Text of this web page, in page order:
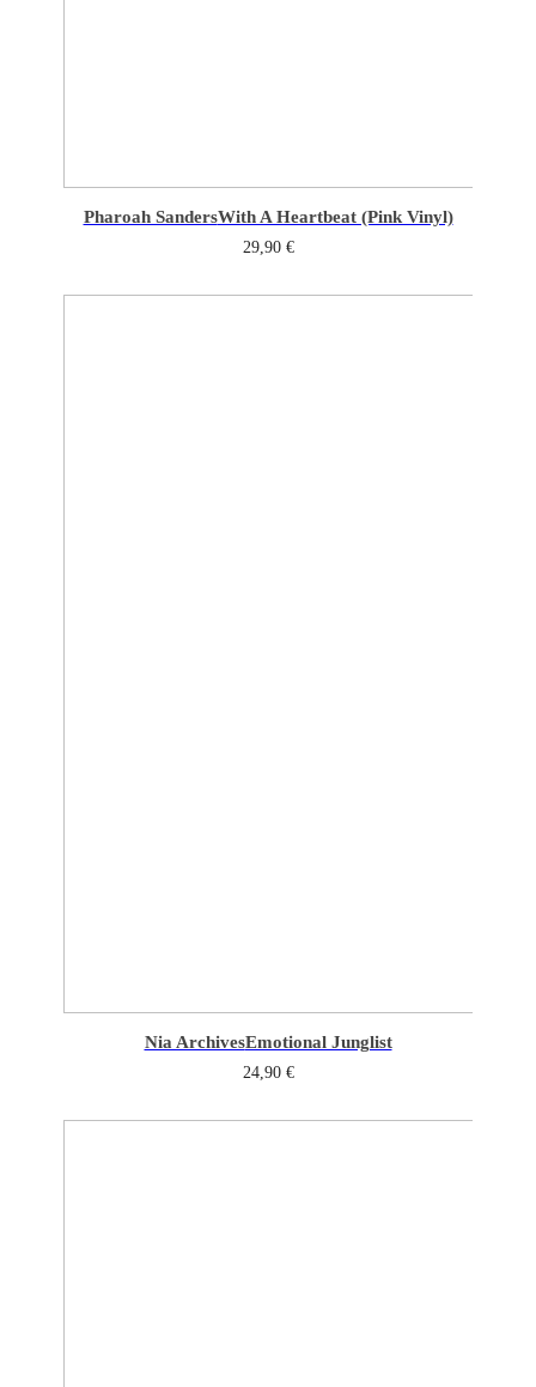
Pharoah SandersWith A Heartbeat (Pink Vinyl)
29,90 €
Nia ArchivesEmotional Junglist
24,90 €